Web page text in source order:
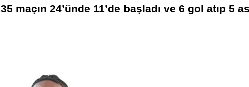
35 maçın 24’ünde 11’de başladı ve 6 gol atıp 5